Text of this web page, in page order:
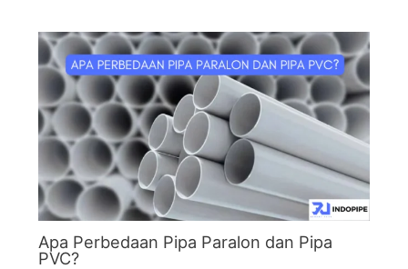
Apa Perbedaan Pipa Paralon dan Pipa
PVC?